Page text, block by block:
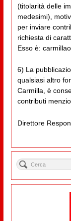
(titolarità delle
medesimi),
per inviare
richiesta di
Esso è:
6) La
qualsiasi altro
Carmilla, è
contributi
Direttore